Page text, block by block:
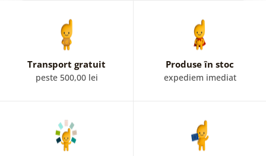
Transport gratuit
peste 500,00 lei
Produse în stoc
expediem imediat